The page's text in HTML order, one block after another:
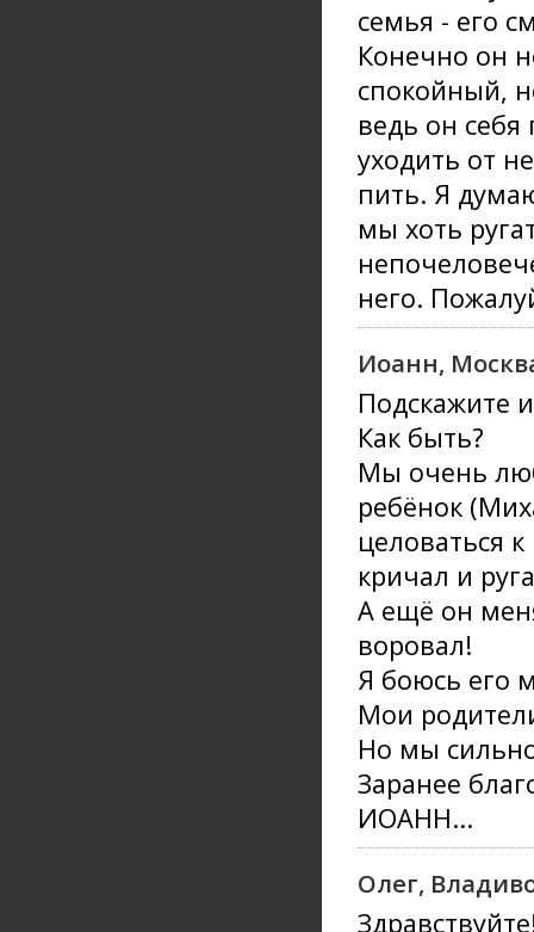
семья - его
Конечно он
спокойный,
ведь он
уходить от
пить. Я
мы хоть
него.
Иоанн,
Подскажите
Как быть?
Мы очень
ребёнок
целоваться
кричал и
А ещё он
воровал!
Я боюсь его
Мои
Но мы
Заранее
ИОАНН...
Олег,